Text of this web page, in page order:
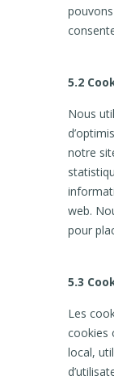
5.2
Nous
notre
web.
pour
5.3
Les
cookies
local,